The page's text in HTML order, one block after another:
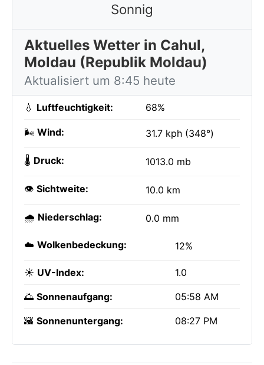
Sonnig
Aktuelles Wetter in Cahul,
Moldau (Republik Moldau)
Aktualisiert um 8:45 heute
💧 Luftfeuchtigkeit: 68%
🌬️ Wind: 31.7 kph (348°)
🌡️ Druck: 1013.0 mb
👁️ Sichtweite: 10.0 km
🌧️ Niederschlag: 0.0 mm
☁️ Wolkenbedeckung: 12%
☀️ UV-Index: 1.0
🌅 Sonnenaufgang: 05:58 AM
🌇 Sonnenuntergang: 08:27 PM